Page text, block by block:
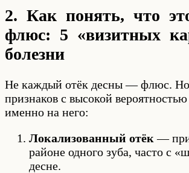
2. Как понять, что
флюс: 5 «визитных
болезни
Не каждый отёк десны — флюс.
признаков с высокой
именно на него:
Локализованный отёк —
районе одного зуба, часто с
десне.